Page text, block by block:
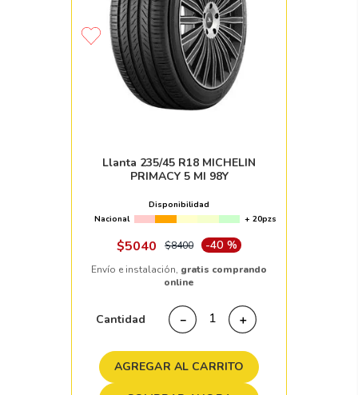
Llanta 235/45 R18 MICHELIN
PRIMACY 5 MI 98Y
Disponibilidad
Nacional
+ 20pzs
$5040 $8400 -40 %
Envío e instalación, gratis comprando
online
Cantidad ＋
－
AGREGAR AL CARRITO